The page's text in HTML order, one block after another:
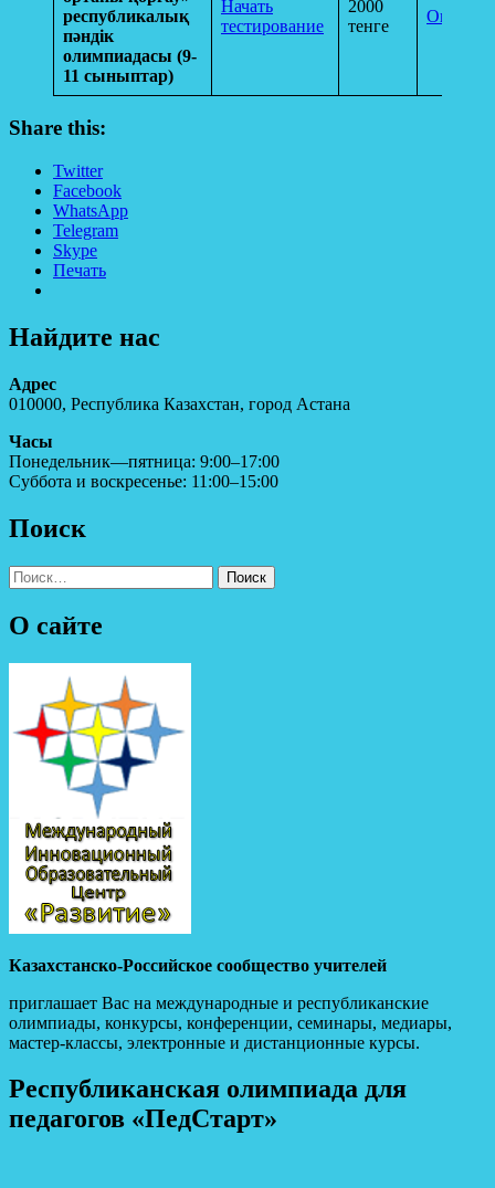
республикалық
пәндік
олимпиадасы (9-
11 сыныптар)
Начать
тестирование
2000
тенге
Share this:
Twitter
Facebook
WhatsApp
Telegram
Skype
Печать
Найдите нас
Адрес
010000, Республика Казахстан, город Астана
Часы
Понедельник—пятница: 9:00–17:00
Суббота и воскресенье: 11:00–15:00
Поиск
Найти:
О сайте
Казахстанско-Российское сообщество учителей
приглашает Вас на международные и республиканские
олимпиады, конкурсы, конференции, семинары, медиары,
мастер-классы, электронные и дистанционные курсы.
Республиканская олимпиада для
педагогов «ПедСтарт»